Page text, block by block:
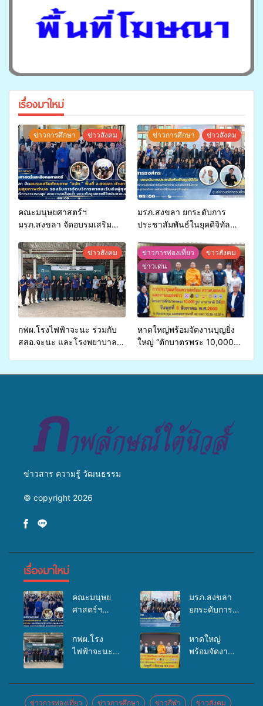
เรื่องมาใหม่
ข่าวการศึกษา ข่าวสังคม
คณะมนุษยศาสตร์ฯ
มรภ.สงขลา จัดอบรมเสริม
จ่ายงบกองทุนสุขภาพตำบล
รองรับการจัดบริการพาหนะรับ
ส่งผู้ทุพพลภาพเพื่อเข้ารับ
บริการสาธารณสุข ลดความ
เหลื่อมล้ำ ยกระดับคุณภาพ
ชีวิตประชาชนอย่างยั่งยืน
ข่าวการศึกษา ข่าวสังคม
มรภ.สงขลา ยกระดับการ
ประชาสัมพันธ์ในยุคดิจิทัล
ข่ายสื่อสารองค์กร ระดมสมอง
วางแนวทางการทำงาน ปูทาง
สู่การสร้างภาพลักษณ์ที่ดีของ
มหาวิทยาลัย
ข่าวสังคม
กฟผ.โรงไฟฟ้าจะนะ ร่วมกับ
สสอ.จะนะ และโรงพยาบาล
ข่าวการท่องเที่ยว
ข่าวสังคม
ข่าวเด่น
หาดใหญ่พร้อมจัดงานบุญยิ่ง
ใหญ่ “ตักบาตรพระ 10,000
ข่าวสาร ความรู้ วัฒนธรรม
© copyright 2026
เรื่องมาใหม่
คณะมนุษย
ศาสตร์ฯ
จัดอบรมเสริม
ศักยภาพ
กองทุน
สุขภาพตำบล
มรภ.สงขลา
ยกระดับการ
ในยุคดิจิทัล
เปิดเวทีเสริม
สื่อสารองค์กร
ระดมสมอง
กฟผ.โรง
ไฟฟ้าจะนะ
พยาบาลศิคริ
หาดใหญ่
พร้อมจัดงาน
นานาชาติ
ข่าวการท่องเที่ยว ข่าวการศึกษา ข่าวกีฬา ข่าวสังคม